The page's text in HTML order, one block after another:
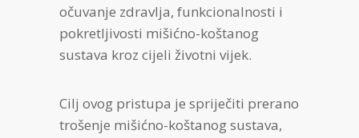
očuvanje zdravlja, funkcionalnosti i
pokretljivosti mišićno-koštanog
sustava kroz cijeli životni vijek.
Cilj ovog pristupa je spriječiti prerano
trošenje mišićno-koštanog sustava,